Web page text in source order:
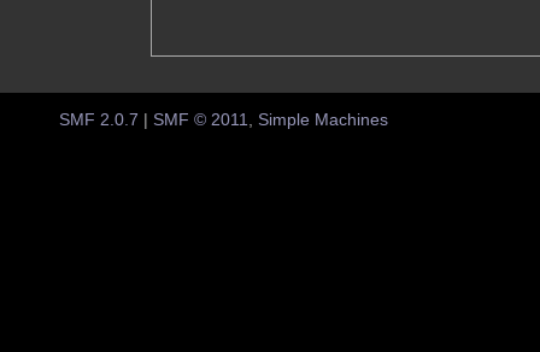
SMF 2.0.7 SMF © 2011, Simple Machines